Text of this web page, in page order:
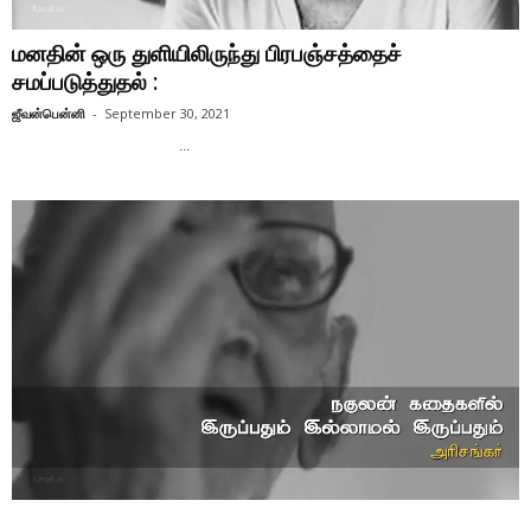
மனதின் ஒரு துளியிலிருந்து பிரபஞ்சத்தைச்
சமப்படுத்துதல் :
ஜீவன்பென்னி - September 30, 2021
...